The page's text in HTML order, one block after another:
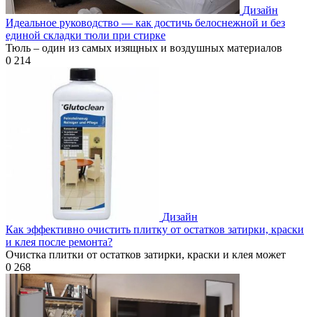
Дизайн
Идеальное руководство — как достичь белоснежной и без
единой складки тюли при стирке
Тюль – один из самых изящных и воздушных материалов
0 214
Дизайн
Как эффективно очистить плитку от остатков затирки, краски
и клея после ремонта?
Очистка плитки от остатков затирки, краски и клея может
0 268